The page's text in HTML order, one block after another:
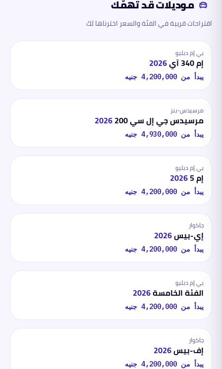
موديلات قد تهمّك
اقتراحات قريبة في الفئة والسعر اخترناها لك
بي إم دبليو
إم 340 آي 2026
يبدأ من 4,200,000 جنيه
مرسيدس-بنز
مرسيدس جي إل سي 200 2026
يبدأ من 4,930,000 جنيه
بي إم دبليو
إم 5 2026
يبدأ من 4,200,000 جنيه
جاكوار
إي-بيس2026
يبدأ من 4,200,000 جنيه
بي إم دبليو
الفئة الخامسة2026
يبدأ من 4,200,000 جنيه
جاكوار
إف-بيس2026
يبدأ من 4,200,000 جنيه